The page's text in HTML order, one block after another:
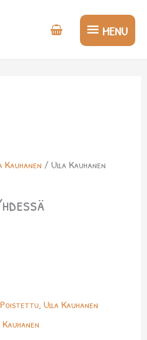
MENU
MENU
Kauhanen / Ulla Kauhanen
Poistettu, Ulla Kauhanen